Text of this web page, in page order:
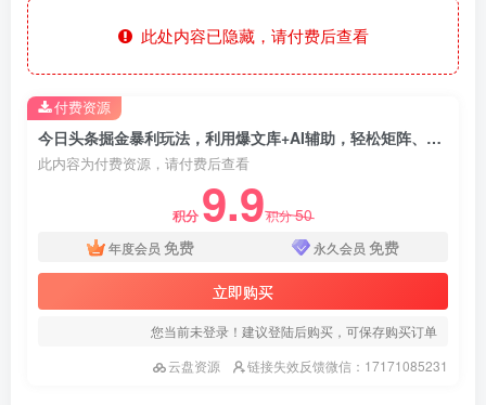
此处内容已隐藏，请付费后查看
今日头条掘金暴利玩法，利用爆文库+AI辅助，轻松矩阵、当天起号，简单粗暴，日入1000+
此内容为付费资源，请付费后查看
积分 9.9积分50
年度会员 免费 永久会员 免费
立即购买
您当前未登录！建议登陆后购买，可保存购买订单
云盘资源
链接失效反馈微信：17171085231
付费资源